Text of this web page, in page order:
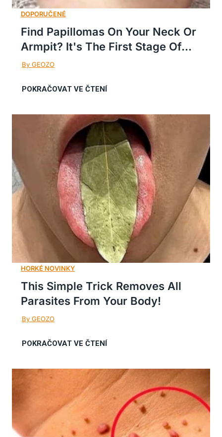
Find Papillomas On Your Neck Or
Armpit? It's The First Stage Of...
This Simple Trick Removes All
Parasites From Your Body!